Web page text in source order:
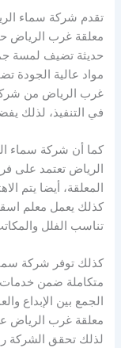
تقدم شركة سماء
معلقة غرب الرياض
حديثة تضيف لمسة
مواد عالية الجودة
غرب الرياض من
في التنفيذ، لذلك
كما أن شركة سماء
الرياض تعتمد على
المعلقة، أيضا يتم
كذلك يعمل معلم
تناسب الفلل
كذلك توفر شركة
متكاملة ضمن
الجمع بين الإبداع
معلقة غرب الرياض
لذلك تحقق الشركة